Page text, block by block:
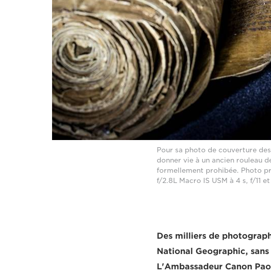
Pour sa photo de couverture
donner vie à un ancien rouleau
formellement prohibée. Photo
f/2.8L Macro IS USM à 4 s, f/11
Des milliers de
National Geographic,
L'Ambassadeur Canon